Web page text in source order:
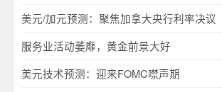
美元/加元预测：聚焦加拿大央行利率决议
服务业活动萎靡，黄金前景大好
美元技术预测：迎来FOMC噤声期